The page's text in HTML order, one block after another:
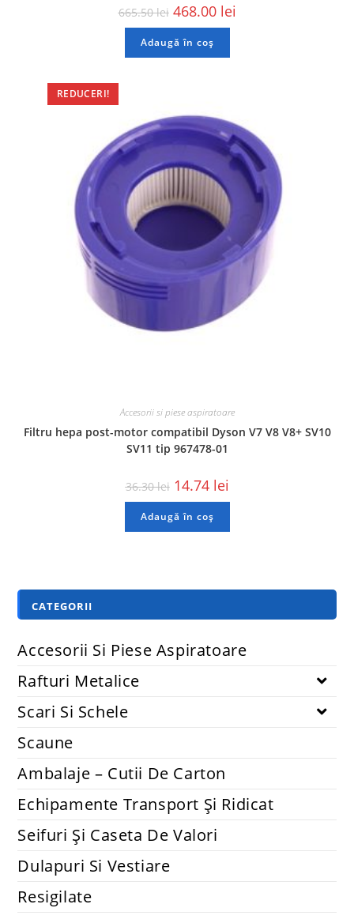
665.50lei 468.00 lei
Adaugă în coș
REDUCERI!
Accesorii si piese aspiratoare
Filtru hepa post-motor compatibil Dyson V7 V8 V8+ SV10
SV11 tip 967478-01
36.30lei 14.74 lei
Adaugă în coș
CATEGORII
Accesorii Si Piese Aspiratoare
Rafturi Metalice
Scari Si Schele
Scaune
Ambalaje – Cutii De Carton
Echipamente Transport Și Ridicat
Seifuri Și Caseta De Valori
Dulapuri Si Vestiare
Resigilate